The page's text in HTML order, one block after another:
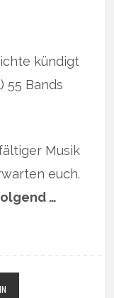
kündigt
55 Bands
Musik
euch.
…